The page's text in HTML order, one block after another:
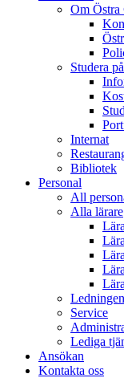
Om Östra
Studera
Internat
Bibliotek
Personal
All
Alla lärare
Ledningen
Service
Lediga
Ansökan
Kontakta oss